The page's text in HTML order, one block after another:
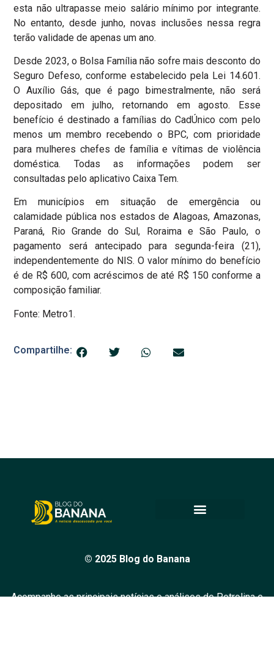
esta não ultrapasse meio salário mínimo por integrante.
No entanto, desde junho, novas inclusões nessa regra
terão validade de apenas um ano.
Desde 2023, o Bolsa Família não sofre mais desconto do
Seguro Defeso, conforme estabelecido pela Lei 14.601.
O Auxílio Gás, que é pago bimestralmente, não será
depositado em julho, retornando em agosto. Esse
benefício é destinado a famílias do CadÚnico com pelo
menos um membro recebendo o BPC, com prioridade
para mulheres chefes de família e vítimas de violência
doméstica. Todas as informações podem ser
consultadas pelo aplicativo Caixa Tem.
Em municípios em situação de emergência ou
calamidade pública nos estados de Alagoas, Amazonas,
Paraná, Rio Grande do Sul, Roraima e São Paulo, o
pagamento será antecipado para segunda-feira (21),
independentemente do NIS. O valor mínimo do benefício
é de R$ 600, com acréscimos de até R$ 150 conforme a
composição familiar.
Fonte: Metro1.
Compartilhe:
© 2025 Blog do Banana
Acompanhe as principais notícias e análises de Petrolina e